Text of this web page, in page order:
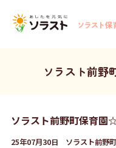
ソラスト前野
ソラスト前野町保育
25年07月30日 ソラスト前野